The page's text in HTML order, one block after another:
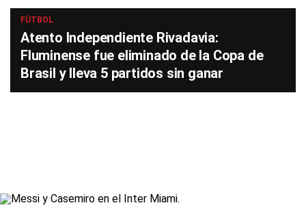
FÚTBOL
Atento Independiente Rivadavia:
Fluminense fue eliminado de la Copa de
Brasil y lleva 5 partidos sin ganar